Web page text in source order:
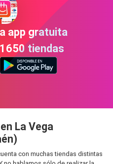
app gratuita
tiendas
La Vega
con muchas tiendas distintas